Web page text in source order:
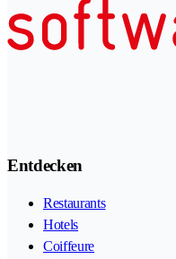
Entdecken
Restaurants
Hotels
Coiffeure